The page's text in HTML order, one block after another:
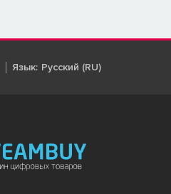
Язык: Русский (RU)